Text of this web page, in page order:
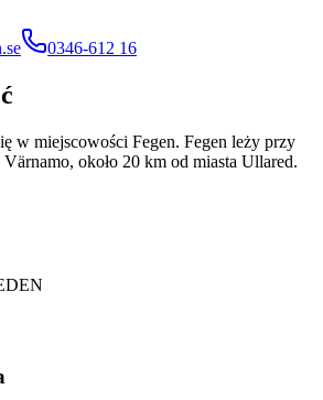
0346-612 16
w miejscowości Fegen. Fegen leży przy
około 20 km od miasta Ullared.